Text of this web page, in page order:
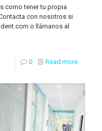
como tener tu propia
con nosotros si
o llámanos al
0 Read more